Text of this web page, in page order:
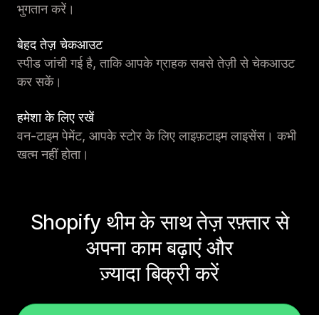
भुगतान करें।
बेहद तेज़ चेकआउट
स्पीड जांची गई है, ताकि आपके ग्राहक सबसे तेज़ी से चेकआउट
कर सकें।
हमेशा के लिए रखें
वन-टाइम पेमेंट, आपके स्टोर के लिए लाइफ़टाइम लाइसेंस। कभी
खत्म नहीं होता।
Shopify थीम के साथ तेज़ रफ़्तार से
अपना काम बढ़ाएं और
ज़्यादा बिक्री करें